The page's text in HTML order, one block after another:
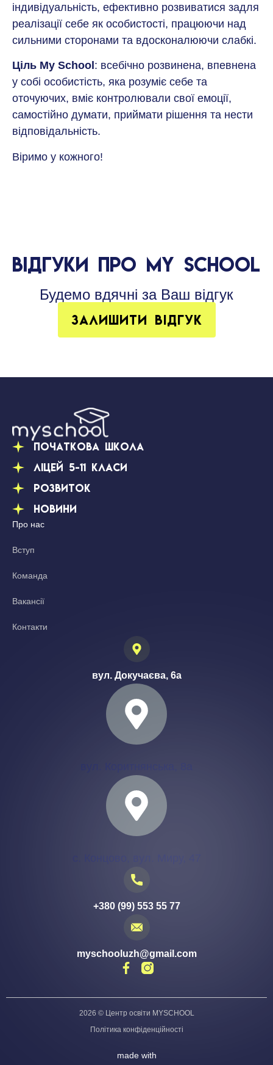
індивідуальність, ефективно розвиватися задля
реалізації себе як особистості, працюючи над
сильними сторонами та вдосконалюючи слабкі.
Ціль My School : всебічно розвинена, впевнена
у собі особистість, яка розуміє себе та
оточуючих, вміє контролювали свої емоції,
самостійно думати, приймати рішення та нести
відповідальність.
Віримо у кожного!
ВІДГУКИ ПРО MY SCHOOL
Будемо вдячні за Ваш відгук
Залишити відгук
Початкова школа
Ліцей 5-11 класи
Розвиток
Новини
Про нас
Вступ
Команда
Вакансії
Контакти
вул. Докучаєва, 6а
+380 (99) 553 55 77
myschooluzh@gmail.com
2026 © Центр освіти MYSCHOOL
Політика конфіденційності
made with